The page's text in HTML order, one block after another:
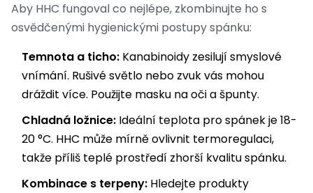
Aby HHC fungoval co nejlépe, zkombinujte ho s
osvědčenými hygienickými postupy spánku:
Temnota a ticho: Kanabinoidy zesilují smyslové
vnímání. Rušivé světlo nebo zvuk vás mohou
dráždit více. Použijte masku na oči a špunty.
Chladná ložnice: Ideální teplota pro spánek je 18-
20 °C. HHC může mírně ovlivnit termoregulaci,
takže příliš teplé prostředí zhorší kvalitu spánku.
Kombinace s terpeny: Hledejte produkty